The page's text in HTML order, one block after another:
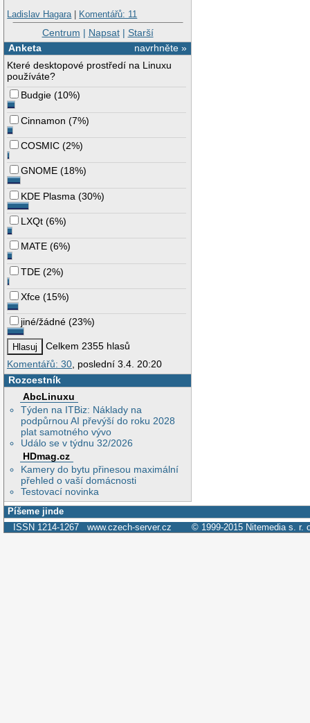
Ladislav Hagara| Komentářů: 11
Centrum | Napsat| Starší
navrhněte »
Anketa
Které desktopové prostředí na Linuxu
používáte?
Budgie (10%)
Cinnamon (7%)
COSMIC (2%)
GNOME (18%)
KDE Plasma (30%)
LXQt (6%)
MATE (6%)
TDE (2%)
Xfce (15%)
jiné/žádné (23%)
Celkem 2355 hlasů
Komentářů: 30 , poslední 3.4. 20:20
Rozcestník
AbcLinuxu
Týden na ITBiz: Náklady na
podpůrnou AI převýší do roku 2028
plat samotného vývo
Událo se v týdnu 32/2026
HDmag.cz
Kamery do bytu přinesou maximální
přehled o vaší domácnosti
Testovací novinka
Píšeme jinde
ISSN 1214-1267 www.czech-server.cz © 1999-2015 Nitemedia s. r.